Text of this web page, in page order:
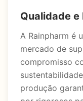
Qualidade e
A Rainpharm é
mercado de
compromisso
produção